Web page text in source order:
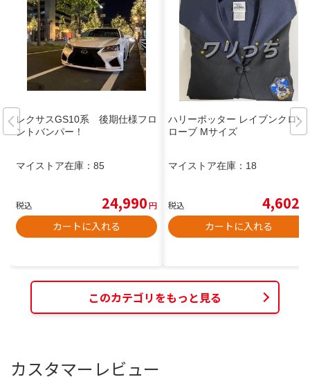
レクサスGS10系 後期仕様フロ
ントバンパー！
マイストア在庫： 85
税込 24,990円
カートに入れる
ハリーポッター レイブンクロー
ローブ Mサイズ
マイストア在庫： 18
税込 4,602
カートに入れる
このカテゴリをもっと見る
カスタマーレビュー